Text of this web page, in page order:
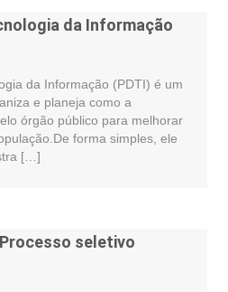
da Informação
da Informação (PDTI) é um
e planeja como a
órgão público para melhorar
forma simples, ele
[…]
seletivo